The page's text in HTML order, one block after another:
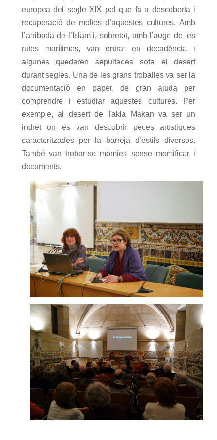
europea del segle XIX pel que fa a descoberta i
recuperació de moltes d’aquestes cultures. Amb
l’arribada de l’Islam i, sobretot, amb l’auge de les
rutes marítimes, van entrar en decadència i
algunes quedaren sepultades sota el desert
durant segles. Una de les grans troballes va ser la
documentació en paper, de gran ajuda per
comprendre i estudiar aquestes cultures. Per
exemple, al desert de Takla Makan va ser un
indret on es van descobrir peces artístiques
caracteritzades per la barreja d’estils diversos.
També van trobar-se mòmies sense momificar i
documents.